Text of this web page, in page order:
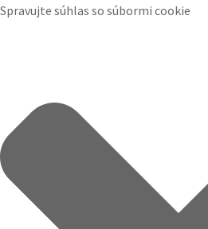
Spravujte súhlas so súbormi cookie